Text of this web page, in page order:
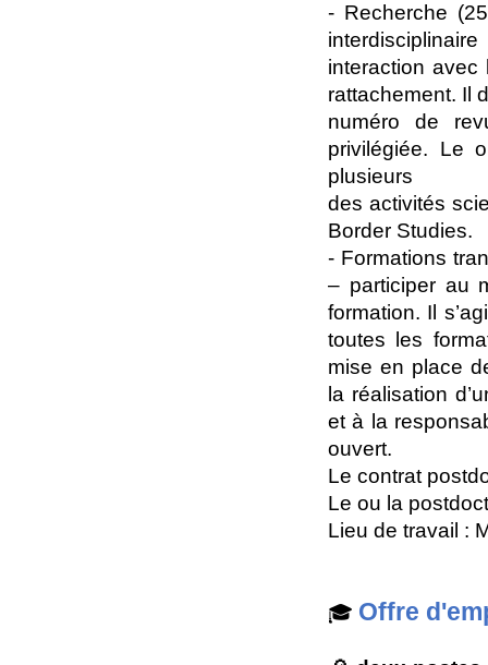
- Recherche
interaction avec
rattachement. Il
numéro de
privilégiée. Le
plusieurs
des activités
Border Studies.
- Formations
– participer au
formation. Il
toutes les
mise en place
la réalisation
et à la
ouvert.
Le contrat
Le ou la
Lieu de travail :
🎓 Offre